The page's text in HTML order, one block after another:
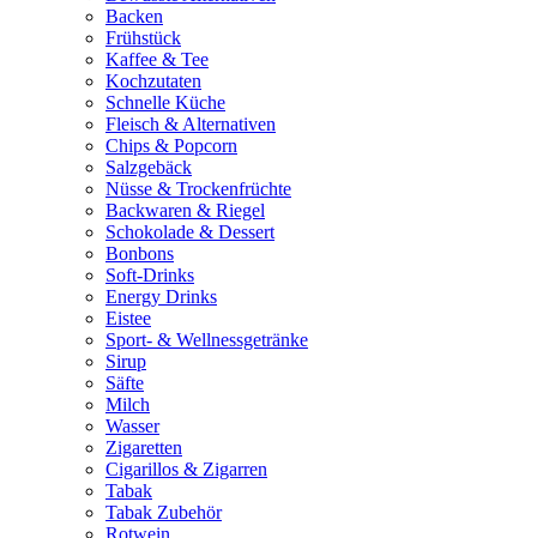
Backen
Frühstück
Kaffee & Tee
Kochzutaten
Schnelle Küche
Fleisch & Alternativen
Chips & Popcorn
Salzgebäck
Nüsse & Trockenfrüchte
Backwaren & Riegel
Schokolade & Dessert
Bonbons
Soft-Drinks
Energy Drinks
Eistee
Sport- & Wellnessgetränke
Sirup
Säfte
Milch
Wasser
Zigaretten
Cigarillos & Zigarren
Tabak
Tabak Zubehör
Rotwein